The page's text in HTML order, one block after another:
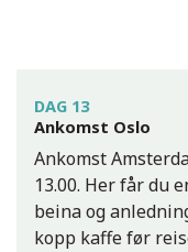
DAG 13
Ankomst Oslo
Ankomst
13.00. Her får du
beina og
kopp kaffe før